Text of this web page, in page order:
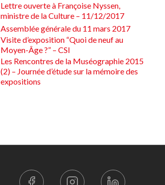
Lettre ouverte à Françoise Nyssen,
ministre de la Culture – 11/12/2017
Assemblée générale du 11 mars 2017
Visite d’exposition “Quoi de neuf au
Moyen-Âge ?” – CSI
Les Rencontres de la Muséographie 2015
(2) – Journée d’étude sur la mémoire des
expositions